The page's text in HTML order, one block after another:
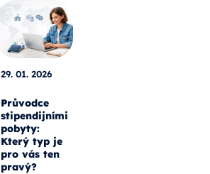
29. 01. 2026
Průvodce
stipendijními
pobyty:
Který typ je
pro vás ten
pravý?